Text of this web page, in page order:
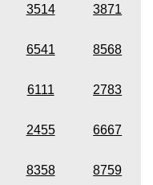
3514 3871
6541 8568
6111 2783
2455 6667
8358 8759